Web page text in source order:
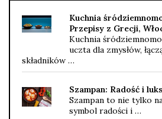
Kuchnia
Przepisy z Grecji,
Kuchnia
uczta dla zmysłów,
składników …
Szampan: Radość i
Szampan to nie tylko
symbol radości i …